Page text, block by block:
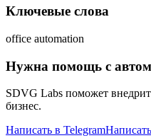
Ключевые слова
office automation
Нужна помощь с
SDVG Labs поможет
бизнес.
Написать в Telegram